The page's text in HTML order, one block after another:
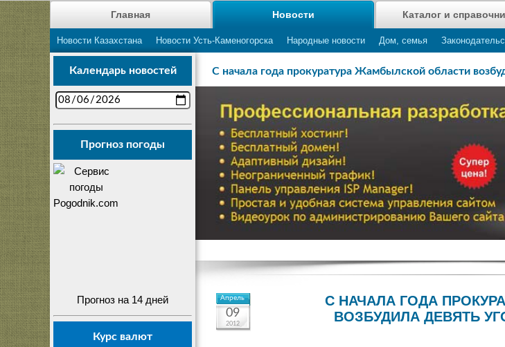
Главная Новости
Новости Казахстана Новости Усть-Каменогорска Народные новости Дом, семья
Каталог и
Календарь новостей
Прогноз погоды
Прогноз на 14 дней
Курс валют
С начала года прокуратура Жамбылской области
Апрель
09
2012
С НАЧАЛА ГОДА
ВОЗБУДИЛА ДЕВЯТЬ